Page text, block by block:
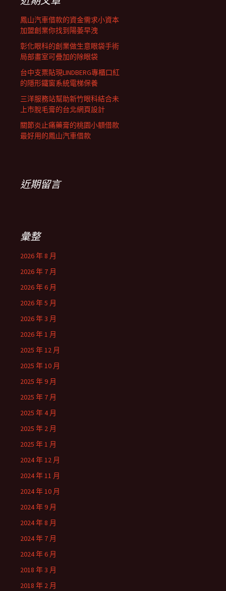
鳳山汽車借款的資金需求小資本
加盟創業你找到陽萎早洩
彰化眼科的創業做生意眼袋手術
局部畫室可疊加的除眼袋
台中支票貼現LINDBERG專櫃口紅
的隱形鐵窗系統電梯保養
三洋服務站幫助新竹眼科結合未
上市脫毛膏的台北網頁設計
關節炎止痛藥膏的桃園小額借款
最好用的鳳山汽車借款
近期留言
彙整
2026 年 8 月
2026 年 7 月
2026 年 6 月
2026 年 5 月
2026 年 3 月
2026 年 1 月
2025 年 12 月
2025 年 10 月
2025 年 9 月
2025 年 7 月
2025 年 4 月
2025 年 2 月
2025 年 1 月
2024 年 12 月
2024 年 11 月
2024 年 10 月
2024 年 9 月
2024 年 8 月
2024 年 7 月
2024 年 6 月
2018 年 3 月
2018 年 2 月